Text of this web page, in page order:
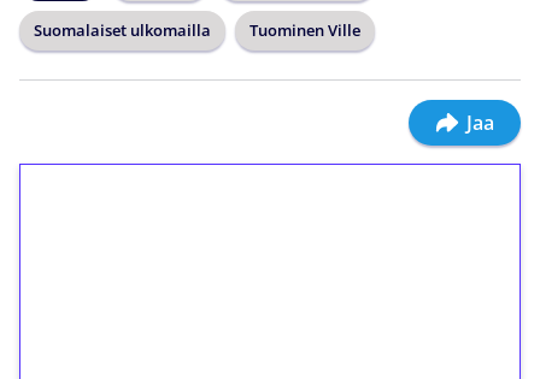
Suomalaiset ulkomailla Tuominen Ville
Jaa